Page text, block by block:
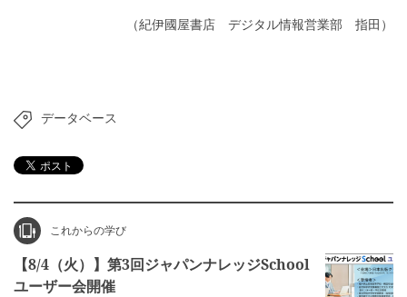
（紀伊國屋書店 デジタル情報営業部 指田）
データベース
これからの学び
【8/4（火）】第3回ジャパンナレッジSchool
ユーザー会開催